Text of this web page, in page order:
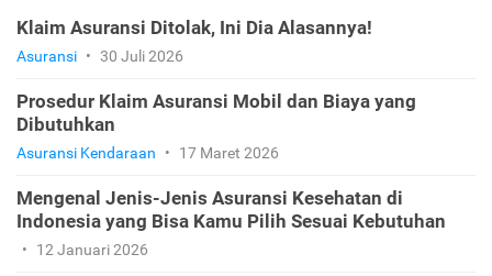
Klaim Asuransi Ditolak, Ini Dia Alasannya!
Asuransi • 30 Juli 2026
Prosedur Klaim Asuransi Mobil dan Biaya yang
Dibutuhkan
Asuransi Kendaraan • 17 Maret 2026
Mengenal Jenis-Jenis Asuransi Kesehatan di
Indonesia yang Bisa Kamu Pilih Sesuai Kebutuhan
• 12 Januari 2026